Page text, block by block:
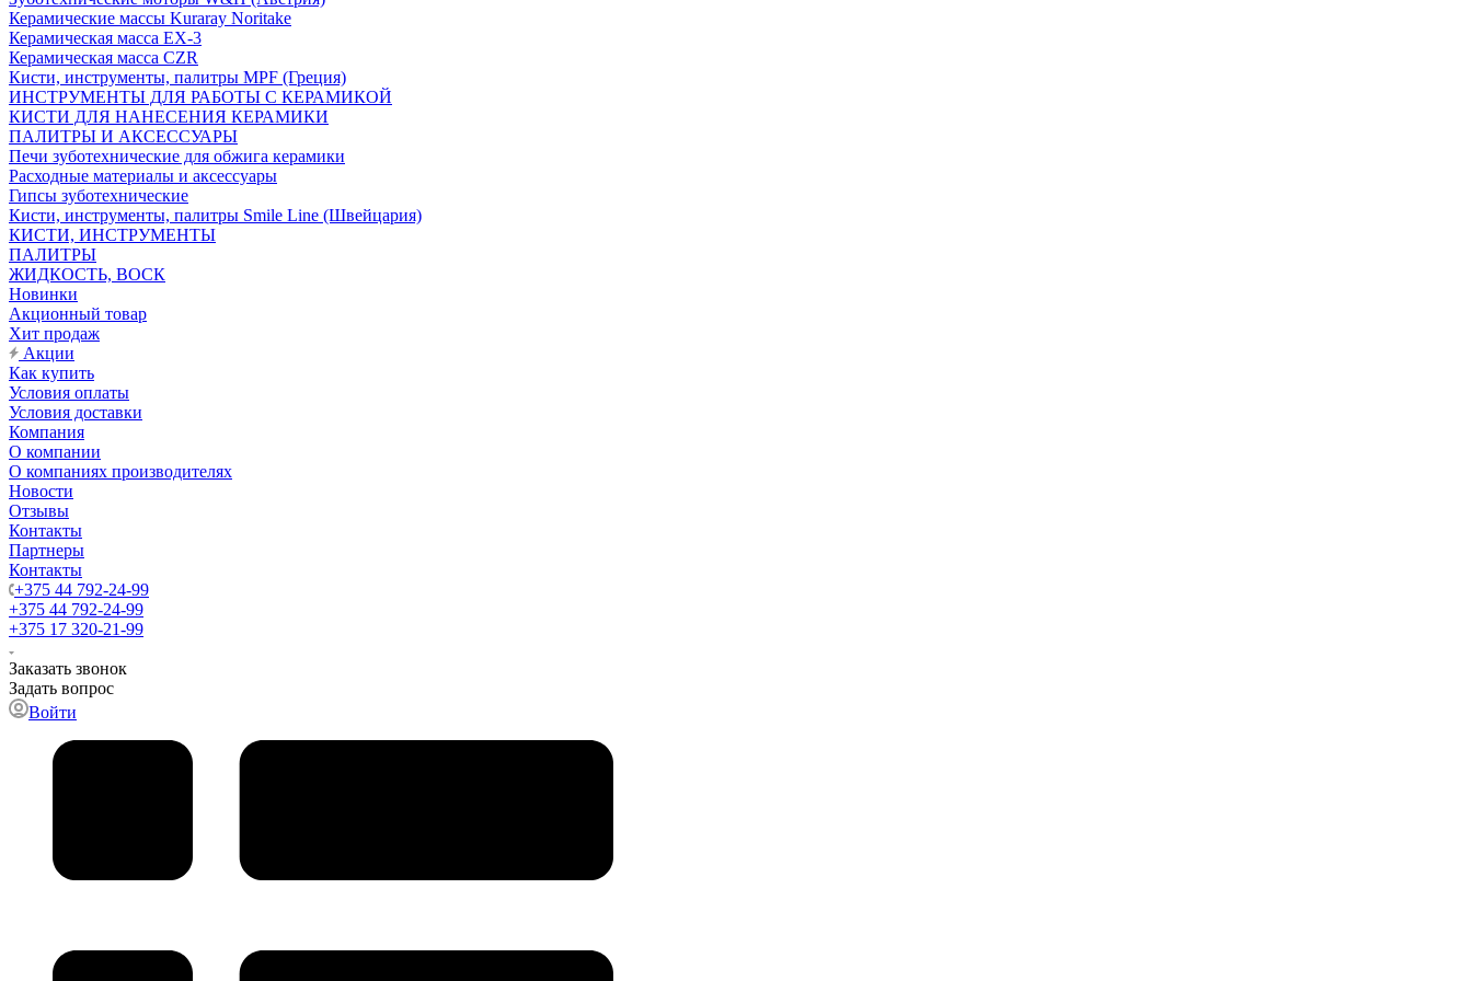
Керамические массы Kuraray Noritake
Керамическая масса EX-3
Керамическая масса CZR
Кисти, инструменты, палитры MPF (Греция)
ИНСТРУМЕНТЫ ДЛЯ РАБОТЫ С КЕРАМИКОЙ
КИСТИ ДЛЯ НАНЕСЕНИЯ КЕРАМИКИ
ПАЛИТРЫ И АКСЕССУАРЫ
Печи зуботехнические для обжига керамики
Расходные материалы и аксессуары
Гипсы зуботехнические
Кисти, инструменты, палитры Smile Line (Швейцария)
КИСТИ, ИНСТРУМЕНТЫ
ПАЛИТРЫ
ЖИДКОСТЬ, ВОСК
Новинки
Акционный товар
Хит продаж
Акции
Как купить
Условия оплаты
Условия доставки
Компания
О компании
О компаниях производителях
Новости
Отзывы
Контакты
Партнеры
Контакты
+375 44 792-24-99
+375 44 792-24-99
+375 17 320-21-99
Заказать звонок
Задать вопрос
Войти